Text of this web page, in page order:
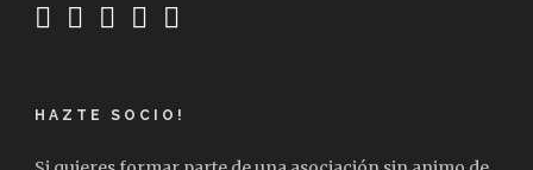
HAZTE SOCIO!